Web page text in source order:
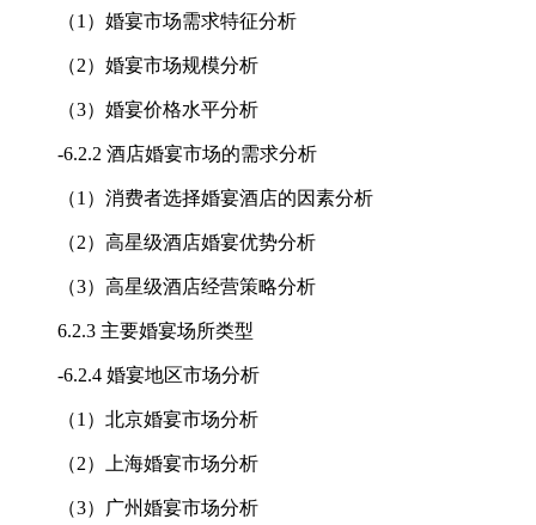
（1）婚宴市场需求特征分析
（2）婚宴市场规模分析
（3）婚宴价格水平分析
-6.2.2 酒店婚宴市场的需求分析
（1）消费者选择婚宴酒店的因素分析
（2）高星级酒店婚宴优势分析
（3）高星级酒店经营策略分析
6.2.3 主要婚宴场所类型
-6.2.4 婚宴地区市场分析
（1）北京婚宴市场分析
（2）上海婚宴市场分析
（3）广州婚宴市场分析